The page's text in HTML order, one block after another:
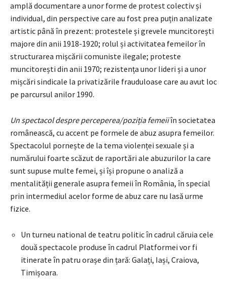
amplă documentare a unor forme de protest colectiv și
individual, din perspective care au fost prea puțin analizate
artistic până în prezent: protestele și grevele muncitorești
majore din anii 1918-1920; rolul și activitatea femeilor în
structurarea mișcării comuniste ilegale; proteste
muncitorești din anii 1970; rezistența unor lideri și a unor
mișcări sindicale la privatizările frauduloase care au avut loc
pe parcursul anilor 1990.
Un spectacol despreperceperea/poziția femeiiîn societatea
românească, cu accent pe formele de abuz asupra femeilor.
Spectacolul pornește de la tema violenței sexuale și a
numărului foarte scăzut de raportări ale abuzurilor la care
sunt supuse multe femei, și își propune o analiză a
mentalității generale asupra femeii în România, în special
prin intermediul acelor forme de abuz care nu lasă urme
fizice.
Un turneu national de teatru politic în cadrul căruia cele
două spectacole produse în cadrul Platformei vor fi
itinerate în patru orașe din țară: Galați, Iași, Craiova,
Timișoara.